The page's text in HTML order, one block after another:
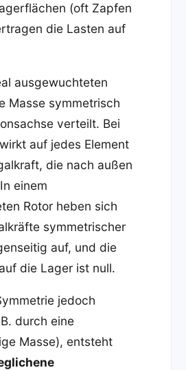
(oft Zapfen
die Lasten auf
ausgewuchteten
Masse symmetrisch
verteilt. Bei
auf jedes Element
die nach außen
einem
Rotor heben sich
symmetrischer
auf, und die
die Lager ist null.
jedoch
durch eine
Masse), entsteht